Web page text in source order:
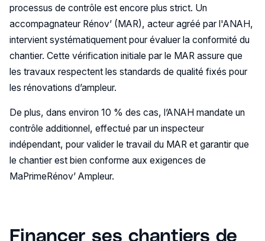
processus de contrôle est encore plus strict. Un
accompagnateur Rénov’ (MAR), acteur agréé par l'ANAH,
intervient systématiquement pour évaluer la conformité du
chantier. Cette vérification initiale par le MAR assure que
les travaux respectent les standards de qualité fixés pour
les rénovations d’ampleur.
De plus, dans environ 10 % des cas, l’ANAH mandate un
contrôle additionnel, effectué par un inspecteur
indépendant, pour valider le travail du MAR et garantir que
le chantier est bien conforme aux exigences de
MaPrimeRénov’ Ampleur.
Financer ses chantiers de